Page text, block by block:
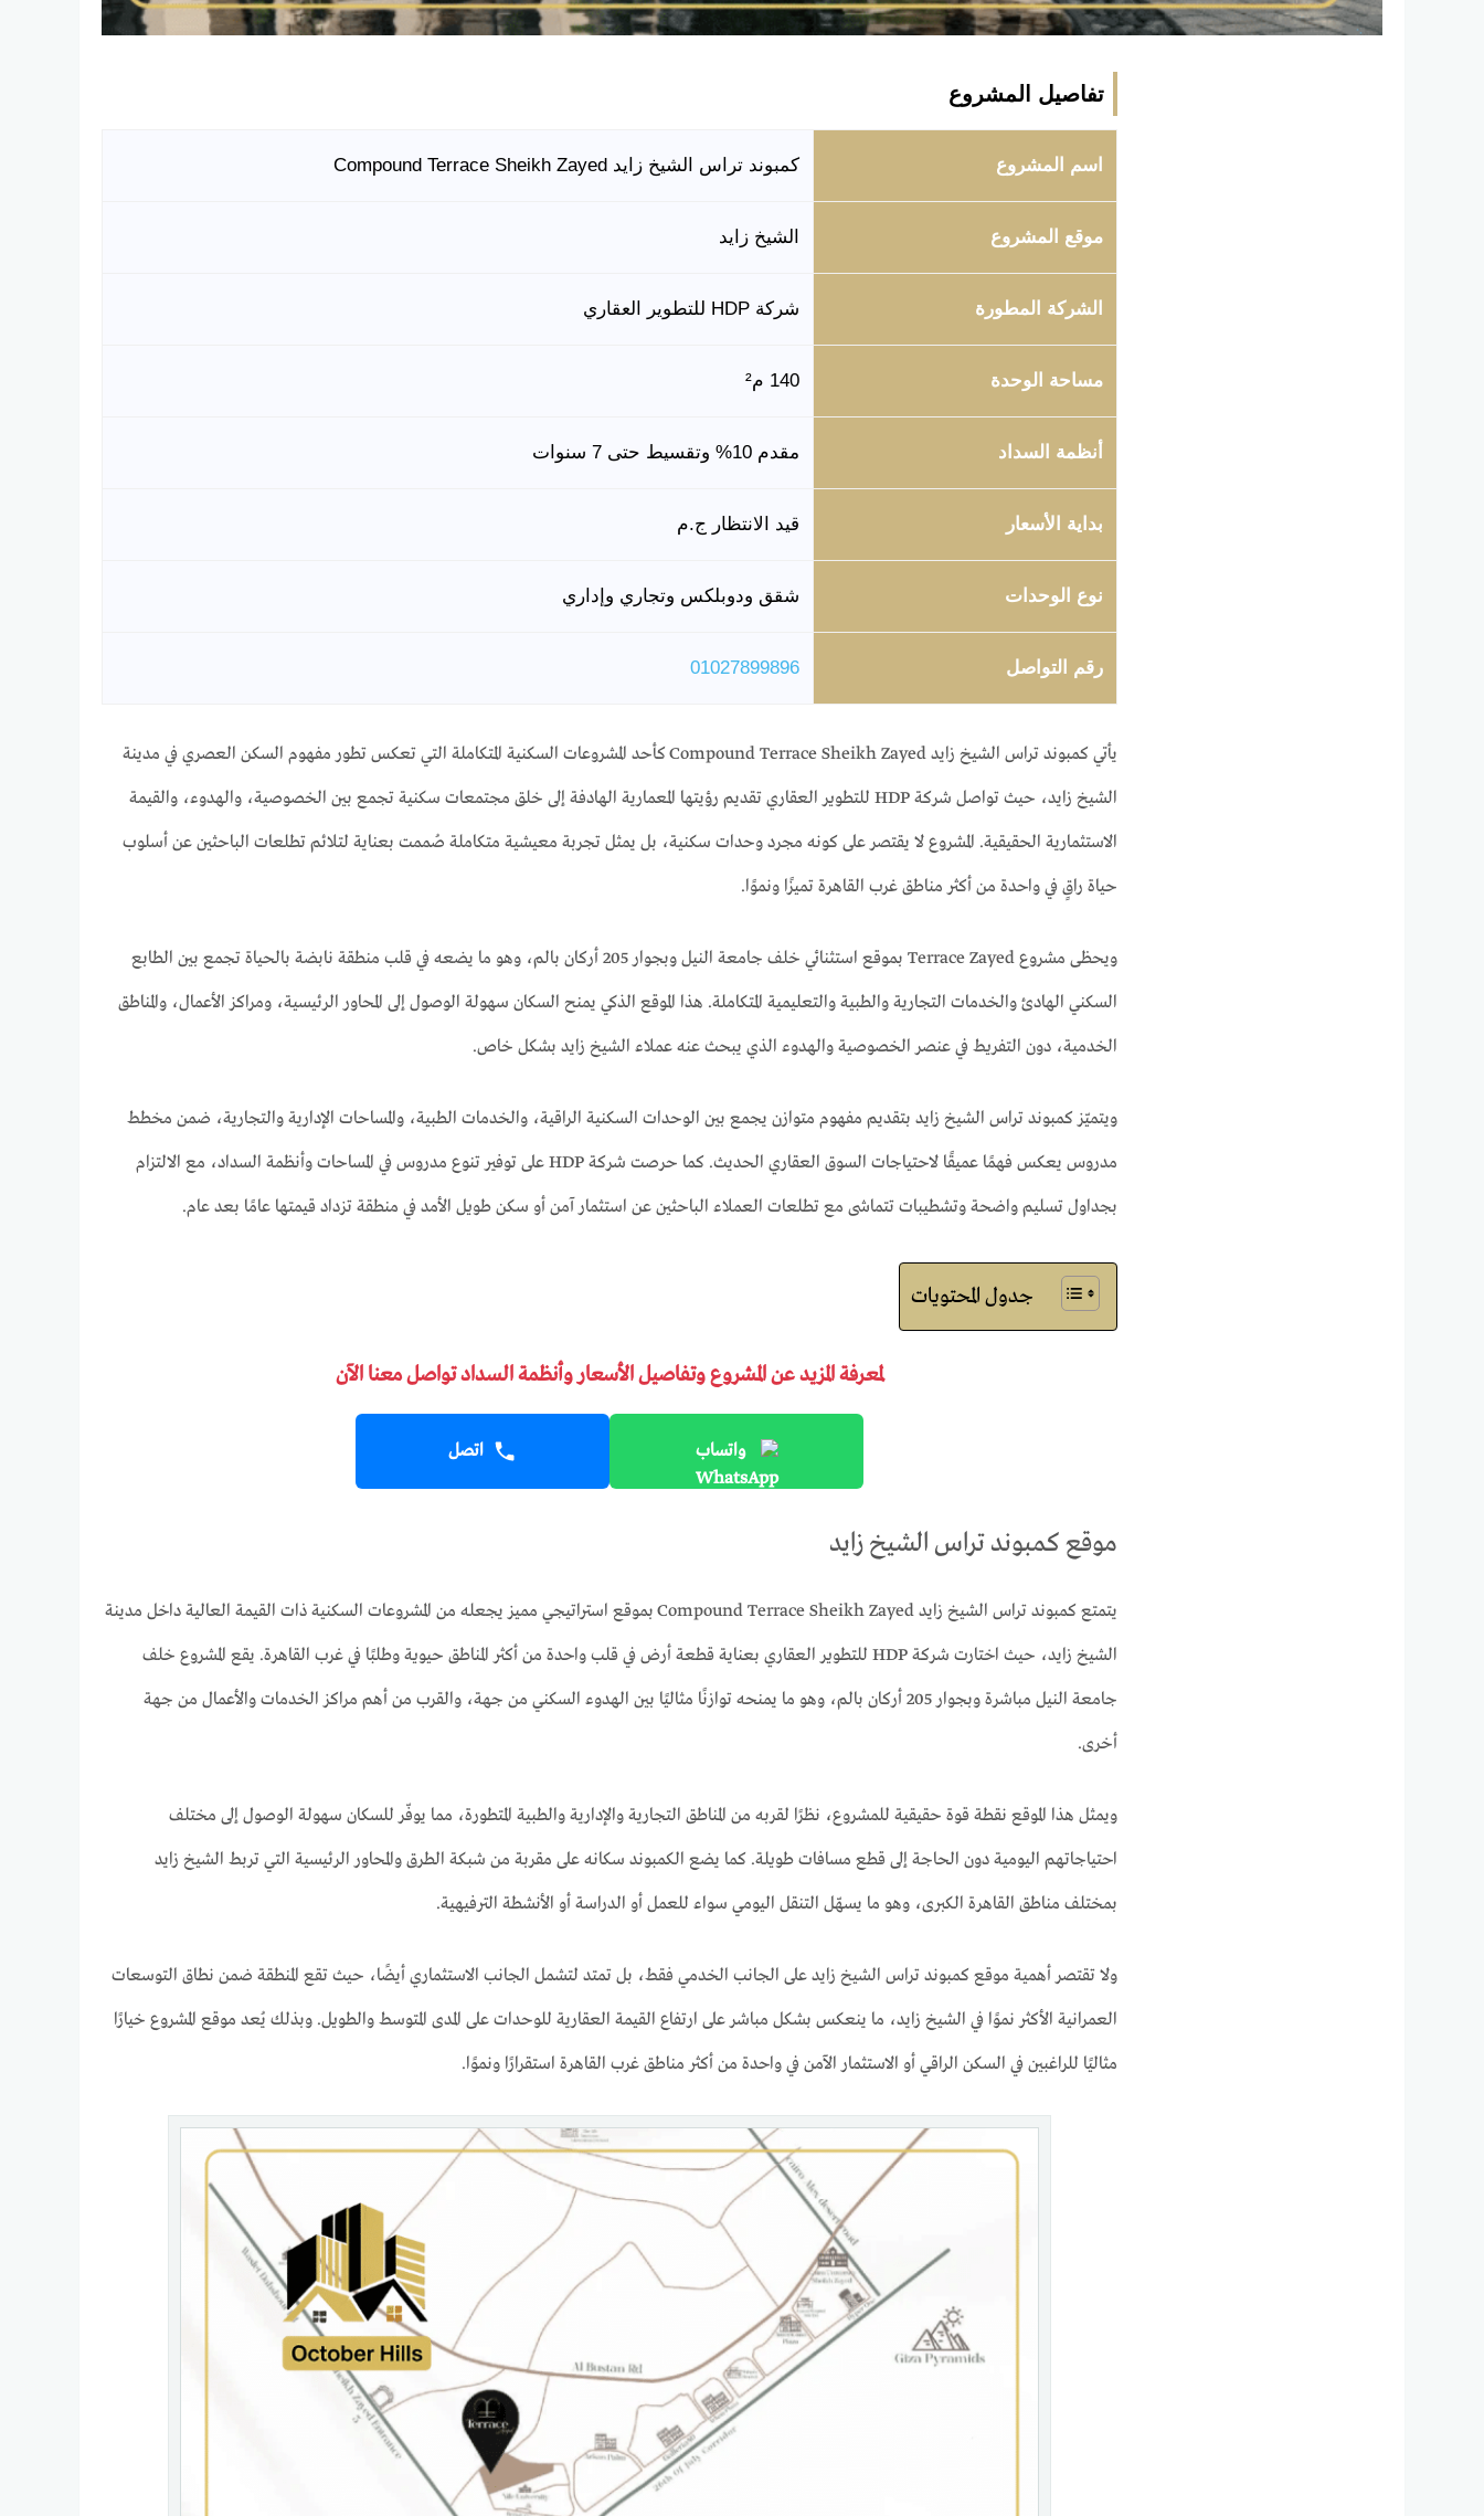
تفاصيل المشروع
اسم المشروع كمبوند تراس الشيخ زايد Compound Terrace Sheikh Zayed
موقع المشروع الشيخ زايد
الشركة المطورة شركة HDP للتطوير العقاري
مساحة الوحدة 140 م²
أنظمة السداد مقدم 10% وتقسيط حتى 7 سنوات
بداية الأسعار قيد الانتظار ج.م
نوع الوحدات شقق ودوبلكس وتجاري وإداري
رقم التواصل 01027899896
يأتي كمبوند تراس الشيخ زايد Compound Terrace Sheikh Zayed كأحد المشروعات السكنية المتكاملة التي تعكس تطور مفهوم السكن العصري في مدينة
الشيخ زايد، حيث تواصل شركة HDP للتطوير العقاري تقديم رؤيتها المعمارية الهادفة إلى خلق مجتمعات سكنية تجمع بين الخصوصية، والهدوء، والقيمة
الاستثمارية الحقيقية. المشروع لا يقتصر على كونه مجرد وحدات سكنية، بل يمثل تجربة معيشية متكاملة صُممت بعناية لتلائم تطلعات الباحثين عن أسلوب
حياة راقٍ في واحدة من أكثر مناطق غرب القاهرة تميزًا ونموًا.
ويحظى مشروع Terrace Zayed بموقع استثنائي خلف جامعة النيل وبجوار 205 أركان بالم، وهو ما يضعه في قلب منطقة نابضة بالحياة تجمع بين الطابع
السكني الهادئ والخدمات التجارية والطبية والتعليمية المتكاملة. هذا الموقع الذكي يمنح السكان سهولة الوصول إلى المحاور الرئيسية، ومراكز الأعمال، والمناطق
الخدمية، دون التفريط في عنصر الخصوصية والهدوء الذي يبحث عنه عملاء الشيخ زايد بشكل خاص.
ويتميّز كمبوند تراس الشيخ زايد بتقديم مفهوم متوازن يجمع بين الوحدات السكنية الراقية، والخدمات الطبية، والمساحات الإدارية والتجارية، ضمن مخطط
مدروس يعكس فهمًا عميقًا لاحتياجات السوق العقاري الحديث. كما حرصت شركة HDP على توفير تنوع مدروس في المساحات وأنظمة السداد، مع الالتزام
بجداول تسليم واضحة وتشطيبات تتماشى مع تطلعات العملاء الباحثين عن استثمار آمن أو سكن طويل الأمد في منطقة تزداد قيمتها عامًا بعد عام.
جدول المحتويات
لمعرفة المزيد عن المشروع وتفاصيل الأسعار وأنظمة السداد تواصل معنا الآن
واتساب اتصل
موقع كمبوند تراس الشيخ زايد
يتمتع كمبوند تراس الشيخ زايد Compound Terrace Sheikh Zayed بموقع استراتيجي مميز يجعله من المشروعات السكنية ذات القيمة العالية داخل مدينة
الشيخ زايد، حيث اختارت شركة HDP للتطوير العقاري بعناية قطعة أرض في قلب واحدة من أكثر المناطق حيوية وطلبًا في غرب القاهرة. يقع المشروع خلف
جامعة النيل مباشرة وبجوار 205 أركان بالم، وهو ما يمنحه توازنًا مثاليًا بين الهدوء السكني من جهة، والقرب من أهم مراكز الخدمات والأعمال من جهة
أخرى.
ويمثل هذا الموقع نقطة قوة حقيقية للمشروع، نظرًا لقربه من المناطق التجارية والإدارية والطبية المتطورة، مما يوفّر للسكان سهولة الوصول إلى مختلف
احتياجاتهم اليومية دون الحاجة إلى قطع مسافات طويلة. كما يضع الكمبوند سكانه على مقربة من شبكة الطرق والمحاور الرئيسية التي تربط الشيخ زايد
بمختلف مناطق القاهرة الكبرى، وهو ما يسهّل التنقل اليومي سواء للعمل أو الدراسة أو الأنشطة الترفيهية.
ولا تقتصر أهمية موقع كمبوند تراس الشيخ زايد على الجانب الخدمي فقط، بل تمتد لتشمل الجانب الاستثماري أيضًا، حيث تقع المنطقة ضمن نطاق التوسعات
العمرانية الأكثر نموًا في الشيخ زايد، ما ينعكس بشكل مباشر على ارتفاع القيمة العقارية للوحدات على المدى المتوسط والطويل. وبذلك يُعد موقع المشروع خيارًا
مثاليًا للراغبين في السكن الراقي أو الاستثمار الآمن في واحدة من أكثر مناطق غرب القاهرة استقرارًا ونموًا.